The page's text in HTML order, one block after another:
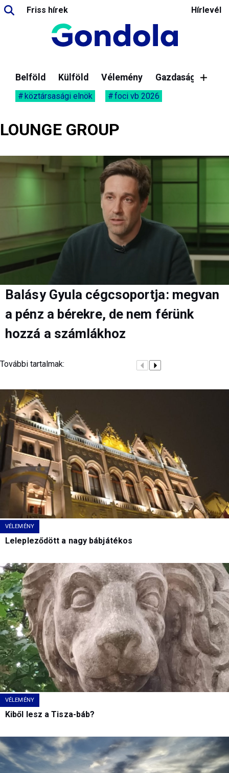
Friss hírek Hírlevél
Belföld Külföld Vélemény Gazdaság
köztársasági elnök foci vb 2026
LOUNGE GROUP
Balásy Gyula cégcsoportja: megvan
a pénz a bérekre, de nem férünk
hozzá a számlákhoz
További tartalmak:
VÉLEMÉNY
Lelepleződött a nagy bábjátékos
VÉLEMÉNY
Kiből lesz a Tisza-báb?